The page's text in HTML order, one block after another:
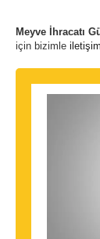
Meyve İhracatı
için bizimle